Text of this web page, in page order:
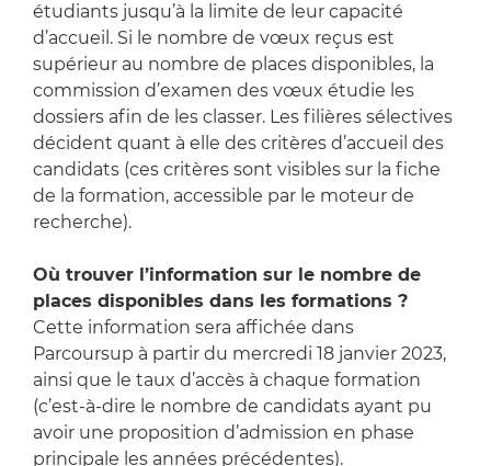
étudiants jusqu’à la limite de leur capacité
d’accueil. Si le nombre de vœux reçus est
supérieur au nombre de places disponibles, la
commission d’examen des vœux étudie les
dossiers afin de les classer. Les filières sélectives
décident quant à elle des critères d’accueil des
candidats (ces critères sont visibles sur la fiche
de la formation, accessible par le moteur de
recherche).
Où trouver l’information sur le nombre de
places disponibles dans les formations ?
Cette information sera affichée dans
Parcoursup à partir du mercredi 18 janvier 2023,
ainsi que le taux d’accès à chaque formation
(c’est-à-dire le nombre de candidats ayant pu
avoir une proposition d’admission en phase
principale les années précédentes).